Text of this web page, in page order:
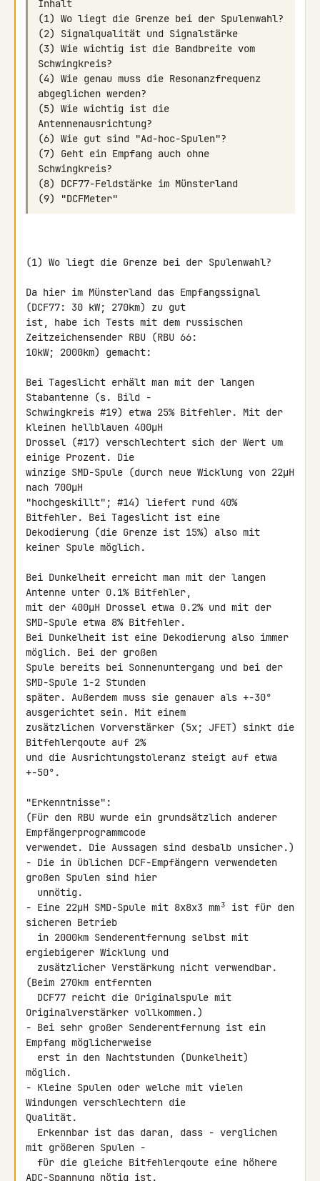
(3) Wie wichtig ist die Bandbreite vom
(4) Wie genau muss die Resonanzfrequenz
(5) Wie wichtig ist die
(7) Geht ein Empfang auch ohne
(1) Wo liegt die Grenze bei der Spulenwahl?
Da hier im Münsterland das Empfangssignal
(DCF77: 30 kW; 270km) zu gut
ist, habe ich Tests mit dem russischen
Zeitzeichensender RBU (RBU 66:
10kW; 2000km) gemacht:
Bei Tageslicht erhält man mit der langen
Stabantenne (s. Bild -
Schwingkreis #19) etwa 25% Bitfehler. Mit der
kleinen hellblauen 400µH
Drossel (#17) verschlechtert sich der Wert um
einige Prozent. Die
winzige SMD-Spule (durch neue Wicklung von 22µH
nach 700µH
"hochgeskillt"; #14) liefert rund 40%
Bitfehler. Bei Tageslicht ist eine
Dekodierung (die Grenze ist 15%) also mit
keiner Spule möglich.
Bei Dunkelheit erreicht man mit der langen
Antenne unter 0.1% Bitfehler,
mit der 400µH Drossel etwa 0.2% und mit der
SMD-Spule etwa 8% Bitfehler.
Bei Dunkelheit ist eine Dekodierung also immer
möglich. Bei der großen
Spule bereits bei Sonnenuntergang und bei der
SMD-Spule 1-2 Stunden
später. Außerdem muss sie genauer als +-30°
ausgerichtet sein. Mit einem
zusätzlichen Vorverstärker (5x; JFET) sinkt die
Bitfehlerqoute auf 2%
und die Ausrichtungstoleranz steigt auf etwa
+-50°.
"Erkenntnisse":
(Für den RBU wurde ein grundsätzlich anderer
Empfängerprogrammcode
verwendet. Die Aussagen sind desbalb unsicher.)
- Die in üblichen DCF-Empfängern verwendeten
großen Spulen sind hier
- Eine 22µH SMD-Spule mit 8x8x3 mm³ ist für den
sicheren Betrieb
ergiebigerer Wicklung und
(Beim 270km entfernten
Originalverstärker vollkommen.)
- Bei sehr großer Senderentfernung ist ein
Empfang möglicherweise
möglich.
- Kleine Spulen oder welche mit vielen
Windungen verschlechtern die
Qualität.
mit größeren Spulen -
ADC-Spannung nötig ist.